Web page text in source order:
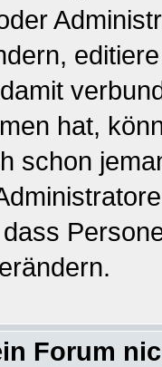
hat,
schon
Forum